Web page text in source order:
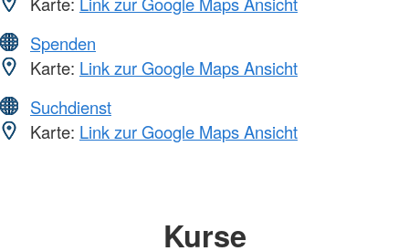
Spenden
Karte: Link zur Google Maps Ansicht
Suchdienst
Karte: Link zur Google Maps Ansicht
Kurse